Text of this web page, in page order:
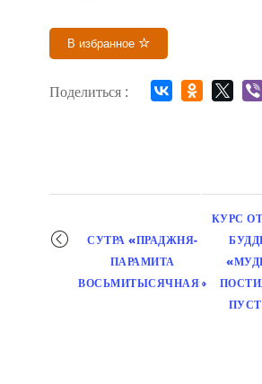
В избранное
Поделиться :
Мероприятие
навигация
СУТРА «ПРАДЖНЯ-
ПАРАМИТА
ВОСЬМИТЫСЯЧНАЯ»
КУРС